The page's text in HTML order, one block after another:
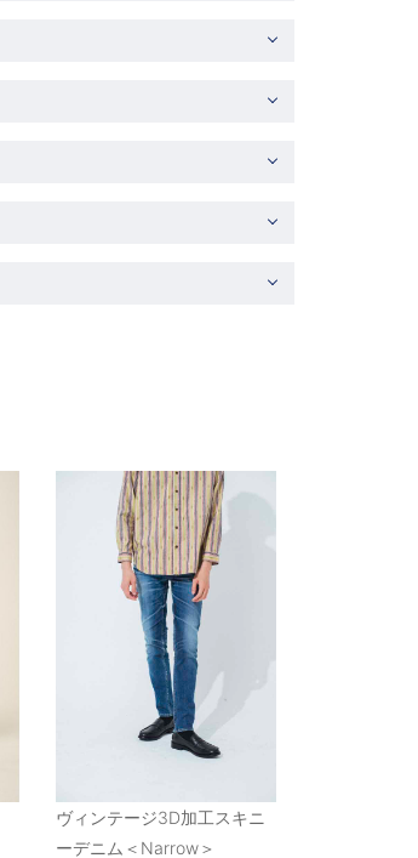
ヴィンテージ3D加工スキニ
ーデニム＜Narrow＞